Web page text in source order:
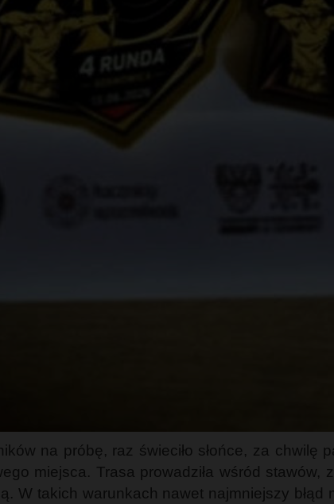
na próbę, raz świeciło słońce, za chwilę
miejsca. Trasa prowadziła wśród stawów,
W takich warunkach nawet najmniejszy błąd